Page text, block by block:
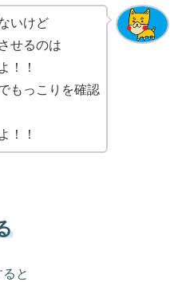
いけど
せるのは
！！
もっこりを確認
！！
と